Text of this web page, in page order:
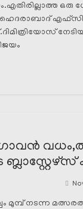
ഹൈദരാബാദ്
മുമ്പ് നടന്ന